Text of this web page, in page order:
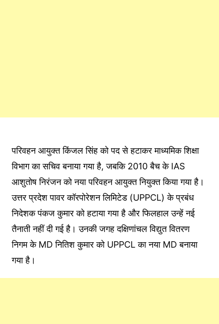
परिवहन आयुक्त किंजल सिंह को पद से हटाकर माध्यमिक शिक्षा
विभाग का सचिव बनाया गया है, जबकि 2010 बैच के IAS
आशुतोष निरंजन को नया परिवहन आयुक्त नियुक्त किया गया है।
उत्तर प्रदेश पावर कॉरपोरेशन लिमिटेड (UPPCL) के प्रबंध
निदेशक पंकज कुमार को हटाया गया है और फिलहाल उन्हें नई
तैनाती नहीं दी गई है। उनकी जगह दक्षिणांचल विद्युत वितरण
निगम के MD नितिश कुमार को UPPCL का नया MD बनाया
गया है।